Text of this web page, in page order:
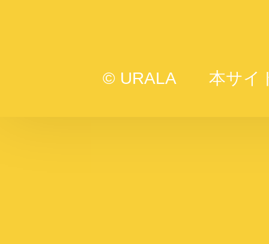
© URALA 本サイ